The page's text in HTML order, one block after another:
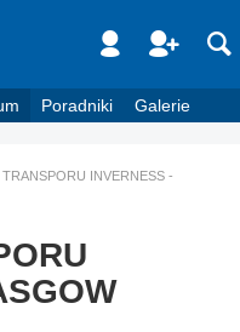
Poradniki Galerie
INVERNESS -